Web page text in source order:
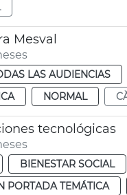
Mesval
LAS AUDIENCIAS
NORMAL
tecnológicas
BIENESTAR SOCIAL
PORTADA TEMÁTICA